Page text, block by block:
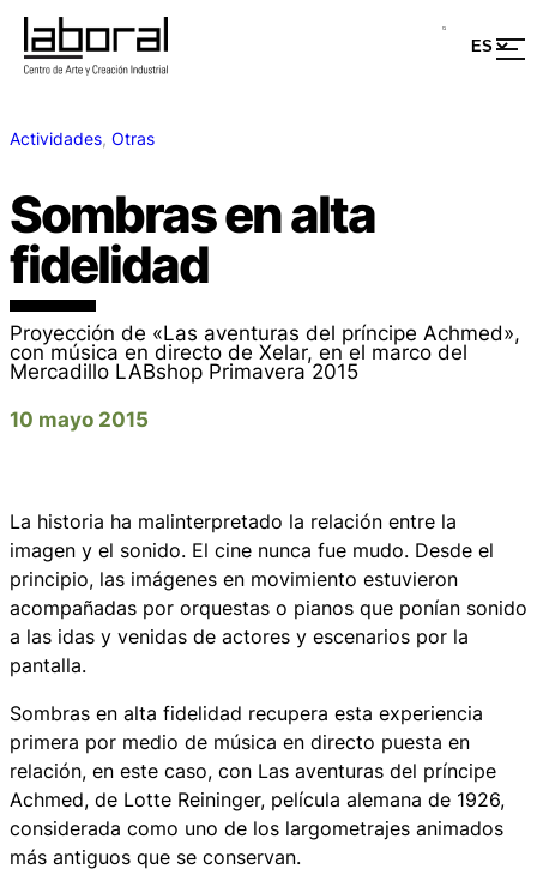
Actividades, Otras
Sombras en alta
fidelidad
Proyección de «Las aventuras del príncipe Achmed»,
con música en directo de Xelar, en el marco del
Mercadillo LABshop Primavera 2015
10 mayo 2015
La historia ha malinterpretado la relación entre la
imagen y el sonido. El cine nunca fue mudo. Desde el
principio, las imágenes en movimiento estuvieron
acompañadas por orquestas o pianos que ponían sonido
a las idas y venidas de actores y escenarios por la
pantalla.
Sombras en alta fidelidad recupera esta experiencia
primera por medio de música en directo puesta en
relación, en este caso, con Las aventuras del príncipe
Achmed, de Lotte Reininger, película alemana de 1926,
considerada como uno de los largometrajes animados
más antiguos que se conservan.